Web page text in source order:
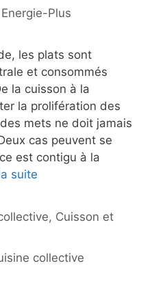
Energie-Plus
les plats sont
et consommés
la cuisson à la
la prolifération des
mets ne doit jamais
cas peuvent se
est contigu à la
suite
, Cuisson et
collective